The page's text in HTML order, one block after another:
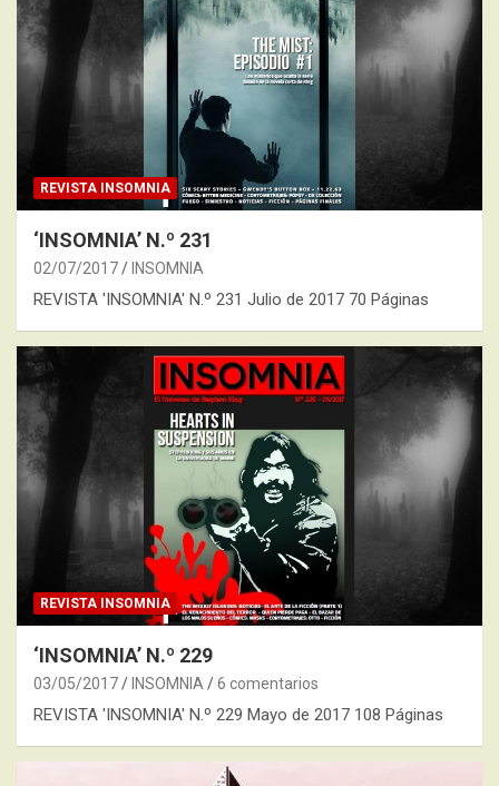
REVISTA INSOMNIA
‘INSOMNIA’ N.º 231
02/07/2017 INSOMNIA
REVISTA 'INSOMNIA' N.º 231 Julio de 2017 70 Páginas
REVISTA INSOMNIA
‘INSOMNIA’ N.º 229
03/05/2017 INSOMNIA 6 comentarios
REVISTA 'INSOMNIA' N.º 229 Mayo de 2017 108 Páginas